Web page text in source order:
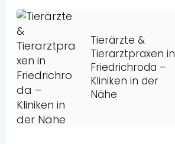
Tierärzte &
Tierarztpraxen in
Friedrichroda –
Kliniken in der
Nähe